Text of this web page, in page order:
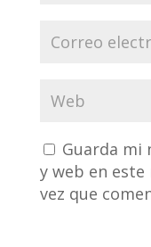
Guarda mi
y web en
vez que